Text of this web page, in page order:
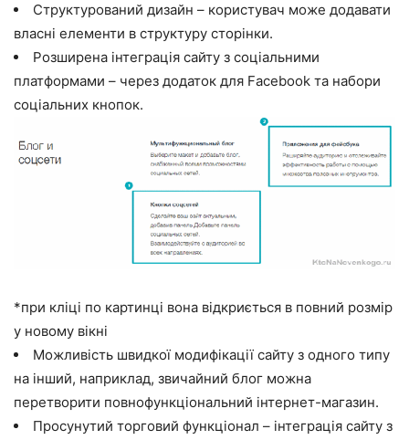
Структурований дизайн – користувач може додавати
власні елементи в структуру сторінки.
Розширена інтеграція сайту з соціальними
платформами – через додаток для Facebook та набори
соціальних кнопок.
*при кліці по картинці вона відкриється в повний розмір
у новому вікні
Можливість швидкої модифікації сайту з одного типу
на інший, наприклад, звичайний блог можна
перетворити повнофункціональний інтернет-магазин.
Просунутий торговий функціонал – інтеграція сайту з